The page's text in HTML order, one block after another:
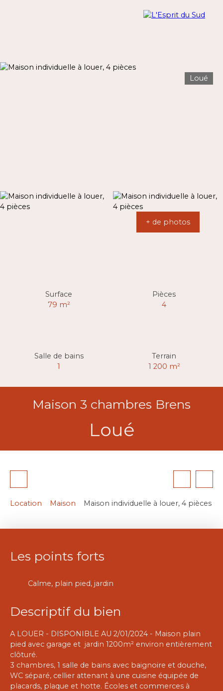
Loué
+ de photos
Surface
79 m²
Pièces
4
Salle de bains
1
Terrain
1 200 m²
Maison 3 chambres Brens
Loué
Location Maison Maison individuelle à louer, 4 pièces
Les points forts
Calme, plain pied, jardin
Descriptif du bien
A LOUER - DISPONIBLE AU 2/01/2024 - Maison plain
pied avec garage et jardin 1200m² environ entièrement
clôturé.
3 chambres, 1 salle de bains avec baignoire et douche,
WC séparé, cellier attenant à une cuisine équipée de
placards, plaque et hotte. Écoles et commerces à